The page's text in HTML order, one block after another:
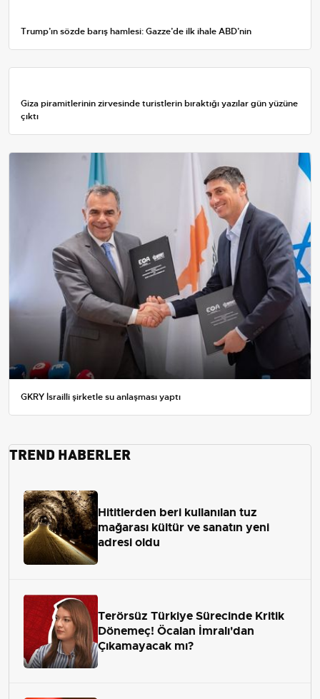
Trump’ın sözde barış hamlesi: Gazze’de ilk ihale ABD’nin
Giza piramitlerinin zirvesinde turistlerin bıraktığı yazılar gün yüzüne
çıktı
GKRY İsrailli şirketle su anlaşması yaptı
TREND HABERLER
Hititlerden beri kullanılan tuz
mağarası kültür ve sanatın yeni
adresi oldu
Terörsüz Türkiye Sürecinde Kritik
Dönemeç! Öcalan İmralı'dan
Çıkamayacak mı?